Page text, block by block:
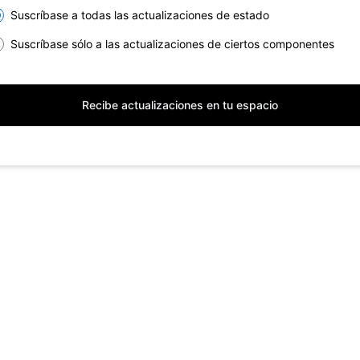
the components you want to receive updates for
Suscríbase a todas las actualizaciones de estado
Suscríbase sólo a las actualizaciones de ciertos componentes
Recibe actualizaciones en tu espacio